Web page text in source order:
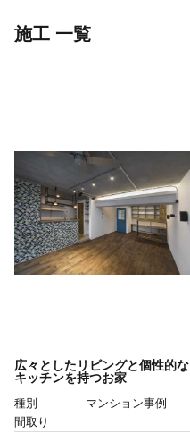
施工 一覧
広々としたリビングと個性的な
キッチンを持つお家
種別
マンション事例
間取り